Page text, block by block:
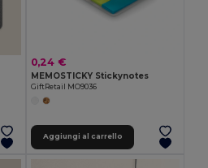
0,24 €
MEMOSTICKY Stickynotes
GiftRetail MO9036
Aggiungi al carrello